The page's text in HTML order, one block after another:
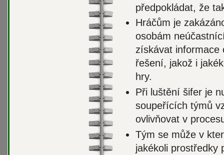
předpokládat, že
Hráčům je
osobám
získávat informace
řešení, jakož i
hry.
Při luštění šifer je
soupeřících týmů
ovlivňovat v
Tým se může v
jakékoli prostředky